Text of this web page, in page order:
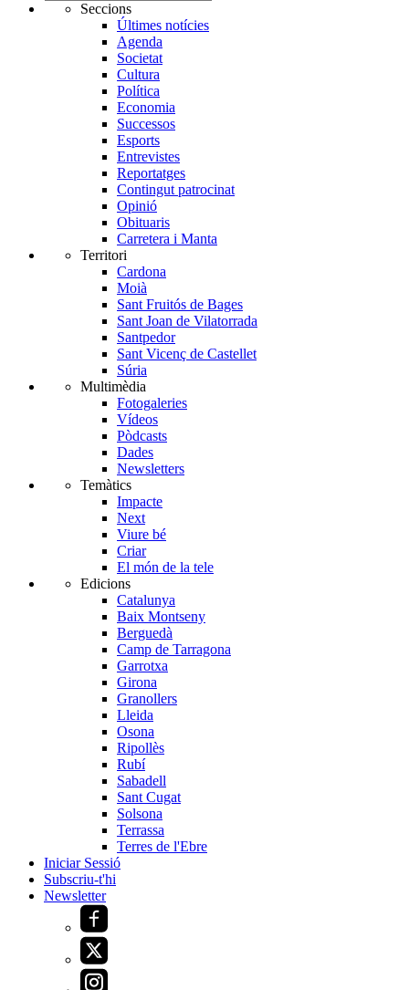
Seccions
Últimes notícies
Agenda
Societat
Cultura
Política
Economia
Successos
Esports
Entrevistes
Reportatges
Contingut patrocinat
Opinió
Obituaris
Carretera i Manta
Territori
Cardona
Moià
Sant Fruitós de Bages
Sant Joan de Vilatorrada
Santpedor
Sant Vicenç de Castellet
Súria
Multimèdia
Fotogaleries
Vídeos
Pòdcasts
Dades
Newsletters
Temàtics
Impacte
Next
Viure bé
Criar
El món de la tele
Edicions
Catalunya
Baix Montseny
Berguedà
Camp de Tarragona
Garrotxa
Girona
Granollers
Lleida
Osona
Ripollès
Rubí
Sabadell
Sant Cugat
Solsona
Terrassa
Terres de l'Ebre
Iniciar Sessió
Subscriu-t'hi
Newsletter